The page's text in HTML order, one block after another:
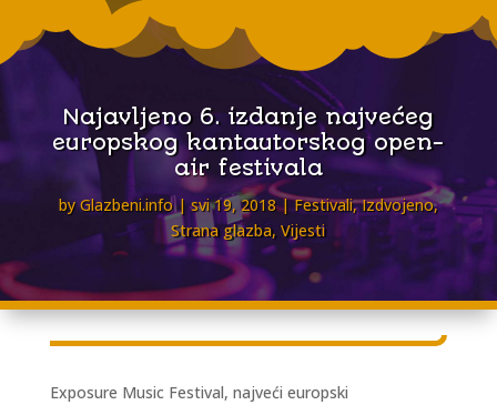
Najavljeno 6. izdanje najvećeg
europskog kantautorskog open-
air festivala
byGlazbeni.info svi 19, 2018 Festivali,Izdvojeno,
Strana glazba,Vijesti
Exposure Music Festival, najveći europski